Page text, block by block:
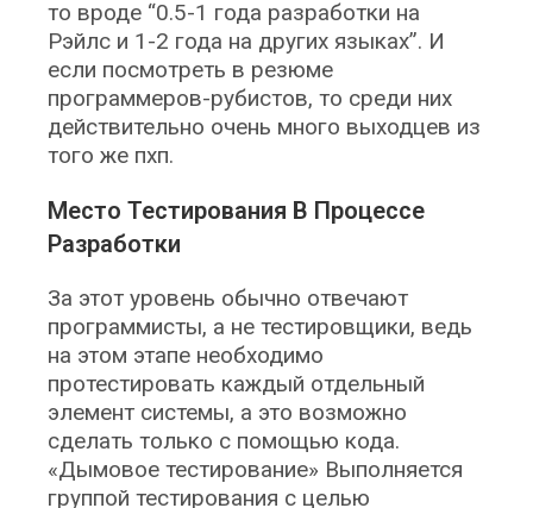
то вроде “0.5-1 года разработки на
Рэйлс и 1-2 года на других языках”. И
если посмотреть в резюме
программеров-рубистов, то среди них
действительно очень много выходцев из
того же пхп.
Место Тестирования В Процессе
Разработки
За этот уровень обычно отвечают
программисты, а не тестировщики, ведь
на этом этапе необходимо
протестировать каждый отдельный
элемент системы, а это возможно
сделать только с помощью кода.
«Дымовое тестирование» Выполняется
группой тестирования с целью